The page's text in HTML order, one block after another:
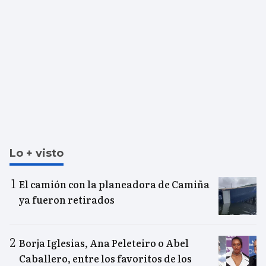
Lo + visto
El camión con la planeadora de Camiña
ya fueron retirados
Borja Iglesias, Ana Peleteiro o Abel
Caballero, entre los favoritos de los